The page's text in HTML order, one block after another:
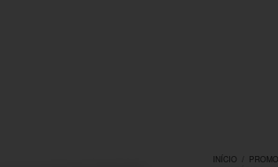
INÍCIO